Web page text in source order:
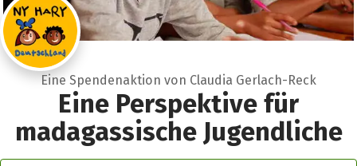
Eine Spendenaktion von Claudia Gerlach-Reck
Eine Perspektive für
madagassische Jugendliche